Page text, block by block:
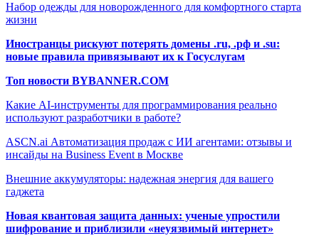
Набор одежды для новорожденного для комфортного старта
жизни
Иностранцы рискуют потерять домены .ru, .рф и .su:
новые правила привязывают их к Госуслугам
Топ новости BYBANNER.COM
Какие AI-инструменты для программирования реально
используют разработчики в работе?
ASCN.ai Автоматизация продаж с ИИ агентами: отзывы и
инсайды на Business Event в Москве
Внешние аккумуляторы: надежная энергия для вашего
гаджета
Новая квантовая защита данных: ученые упростили
шифрование и приблизили «неуязвимый интернет»